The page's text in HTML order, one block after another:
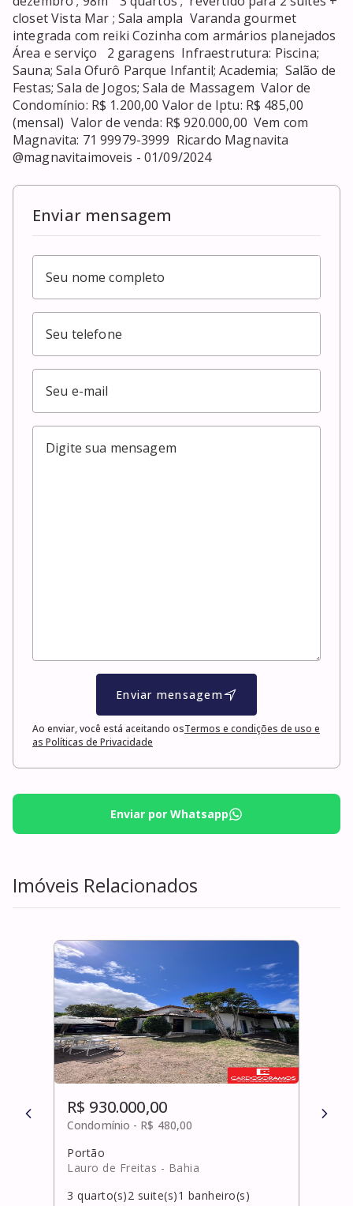
closet Vista Mar ; Sala ampla  Varanda gourmet
integrada com reiki Cozinha com armários planejados
Área e serviço   2 garagens  Infraestrutura: Piscina;
Sauna; Sala Ofurô Parque Infantil; Academia;  Salão de
Festas; Sala de Jogos; Sala de Massagem  Valor de
Condomínio: R$ 1.200,00 Valor de Iptu: R$ 485,00
(mensal)  Valor de venda: R$ 920.000,00  Vem com
Magnavita: 71 99979-3999  Ricardo Magnavita
@magnavitaimoveis - 01/09/2024
Enviar mensagem
Enviar mensagem
Ao enviar, você está aceitando osTermos e condições de uso e
as Políticas de Privacidade
Enviar por Whatsapp
Imóveis Relacionados
R$ 930.000,00
Condomínio - R$ 480,00
Portão
Lauro de Freitas - Bahia
3 quarto(s)2 suite(s)1 banheiro(s)
R$